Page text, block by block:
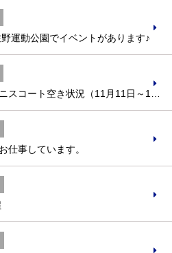
運動公園でイベントがあります♪
仕事しています。